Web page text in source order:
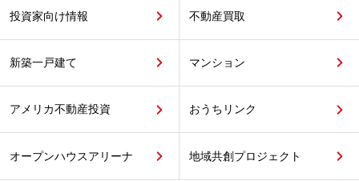
投資家向け情報 不動産買取
新築一戸建て マンション
アメリカ不動産投資 おうちリンク
オープンハウスアリーナ 地域共創プロジェクト